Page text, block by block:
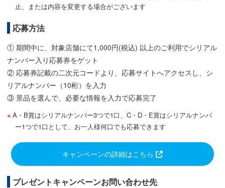
止、または内容を変更する場合がございます
応募方法
① 期間中に、対象店舗にて1,000円(税込) 以上のご利用でシリアル
ナンバー入り応募券をゲット
② 応募券記載の二次元コードより、応募サイトへアクセスし、シ
リアルナンバー（10桁）を入力
③ 景品を選んで、必要な情報を入力で応募完了
A・B賞はシリアルナンバー3つで1口、C・D・E賞はシリアルナンバ
ー1つで1口として、お一人様何口でも応募できます
キャンペーンの詳細はこちら
プレゼントキャンペーンお問い合わせ先